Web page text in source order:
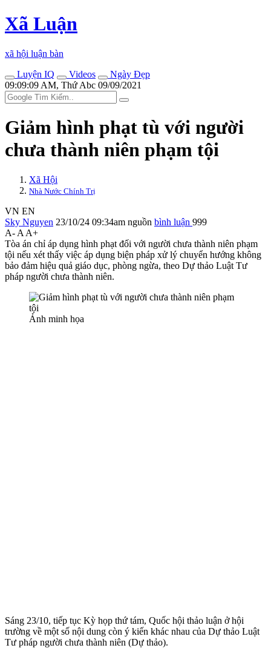
Xã Luận
xã hội luận bàn
Luyện IQ
Videos
Ngày Đẹp
09:09:09 AM, Thứ Abc 09/09/2021
Giảm hình phạt tù với người
chưa thành niên phạm tội
Xã Hội
Nhà Nước Chính Trị
VN EN
Sky Nguyen 23/10/24 09:34am nguồn bình luận 999
A- A A+
Tòa án chỉ áp dụng hình phạt đối với người chưa thành niên phạm
tội nếu xét thấy việc áp dụng biện pháp xử lý chuyển hướng không
bảo đảm hiệu quả giáo dục, phòng ngừa, theo Dự thảo Luật Tư
pháp người chưa thành niên.
Ảnh minh họa
Sáng 23/10, tiếp tục Kỳ họp thứ tám, Quốc hội thảo luận ở hội
trường về một số nội dung còn ý kiến khác nhau của Dự thảo Luật
Tư pháp người chưa thành niên (Dự thảo).